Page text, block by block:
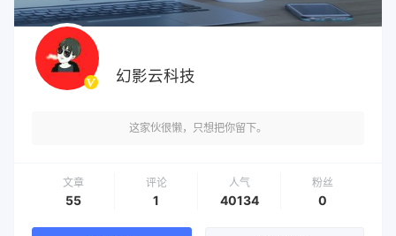
幻影云科技
这家伙很懒，只想把你留下。
文章
55
评论
1
人气
40134
粉丝
0